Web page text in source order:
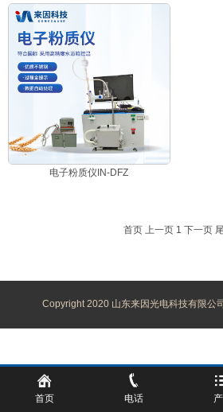
电子粉质仪IN-DFZ
首页 上一页 1 下一页
Copyright 2020 山东来因光电科技有限公
首页 电话